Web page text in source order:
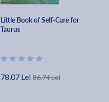
Little Book of Self-Care for
Taurus
78.07 Lei 86.74 Lei